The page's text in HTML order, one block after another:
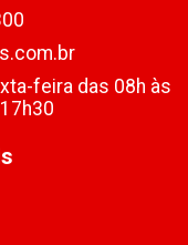
feira das 08h às